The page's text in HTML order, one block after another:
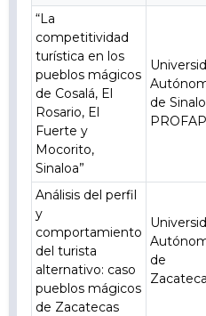
“La
competitividad
turística en los
pueblos mágicos
de Cosalá, El
Rosario, El
Fuerte y
Mocorito,
Sinaloa”
de
Análisis del perfil
y
comportamiento
del turista
alternativo: caso
pueblos mágicos
de Zacatecas
de